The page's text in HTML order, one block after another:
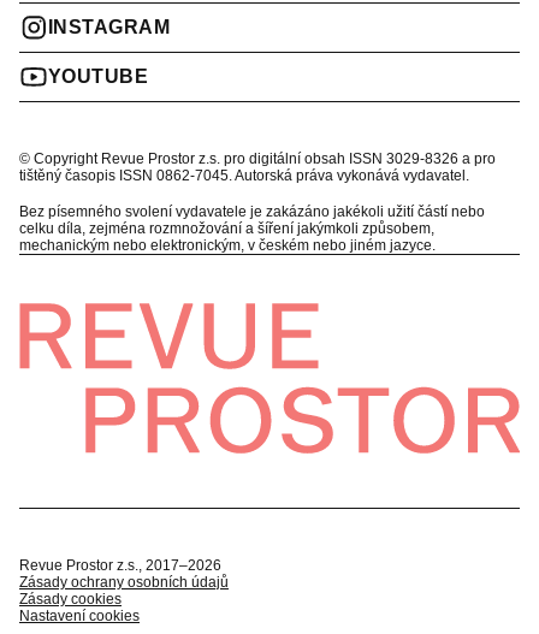
INSTAGRAM
YOUTUBE
© Copyright Revue Prostor z.s. pro digitální obsah ISSN 3029-8326 a pro
tištěný časopis ISSN 0862-7045. Autorská práva vykonává vydavatel.
Bez písemného svolení vydavatele je zakázáno jakékoli užití částí nebo
celku díla, zejména rozmnožování a šíření jakýmkoli způsobem,
mechanickým nebo elektronickým, v českém nebo jiném jazyce.
Revue Prostor z.s., 2017–2026
Zásady ochrany osobních údajů
Zásady cookies
Nastavení cookies